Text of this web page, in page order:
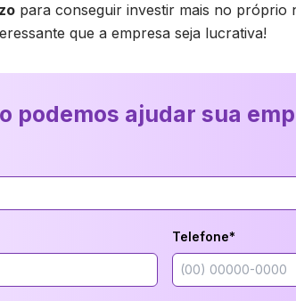
para conseguir investir mais no próprio
que a empresa seja lucrativa!
podemos ajudar sua
Telefone*